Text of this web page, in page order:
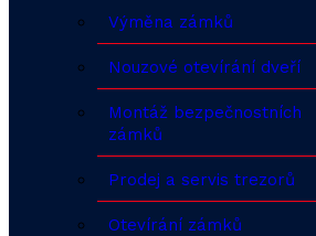
Výměna zámků
Nouzové otevírání dveří
Montáž bezpečnostních
zámků
Prodej a servis trezorů
Otevírání zámků